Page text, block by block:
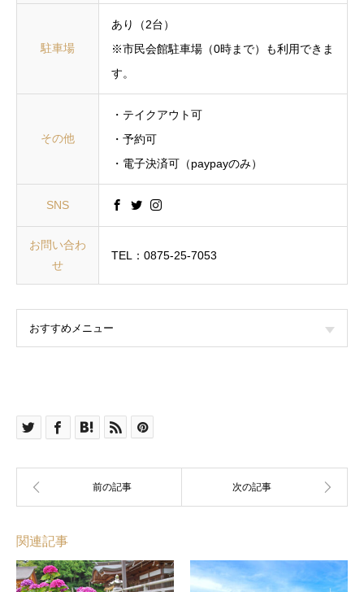
駐車場
あり（2台）
※市民会館駐車場（0時まで）も利用できま
す。
その他
・テイクアウト可
・予約可
・電子決済可（paypayのみ）
SNS
お問い合わ
せ
TEL：0875-25-7053
おすすめメニュー
関連記事